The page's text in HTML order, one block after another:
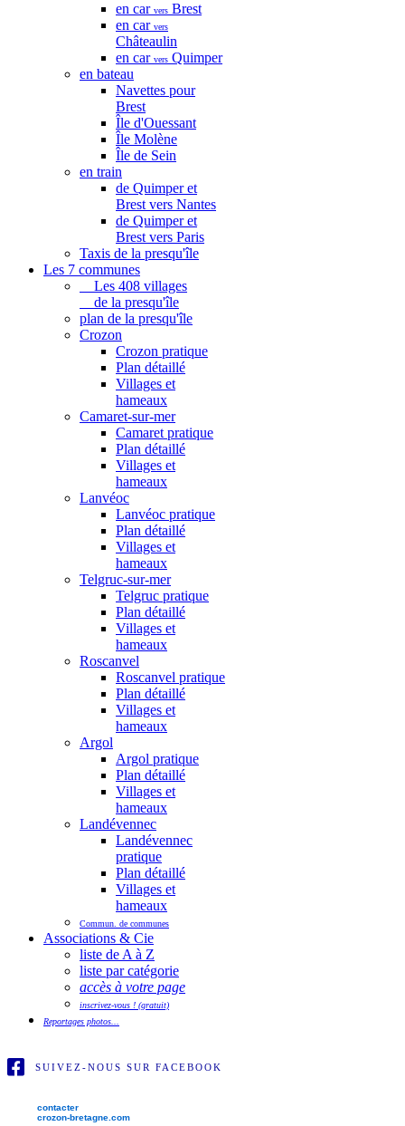
en car vers Brest
en car vers
Châteaulin
en car vers Quimper
en bateau
Navettes pour
Brest
Île d'Ouessant
Île Molène
Île de Sein
en train
de Quimper et
Brest vers Nantes
de Quimper et
Brest vers Paris
Taxis de la presqu'île
Les 7 communes
Les 408 villages
de la presqu'île
plan de la presqu'île
Crozon
Crozon pratique
Plan détaillé
Villages et
hameaux
Camaret-sur-mer
Camaret pratique
Plan détaillé
Villages et
hameaux
Lanvéoc
Lanvéoc pratique
Plan détaillé
Villages et
hameaux
Telgruc-sur-mer
Telgruc pratique
Plan détaillé
Villages et
hameaux
Roscanvel
Roscanvel pratique
Plan détaillé
Villages et
hameaux
Argol
Argol pratique
Plan détaillé
Villages et
hameaux
Landévennec
Landévennec
pratique
Plan détaillé
Villages et
hameaux
Commun. de communes
Associations & Cie
liste de A à Z
liste par catégorie
accès à votre page
inscrivez-vous ! (gratuit)
Reportages photos...
SUIVEZ-NOUS SUR FACEBOOK
contacter
crozon-bretagne.com